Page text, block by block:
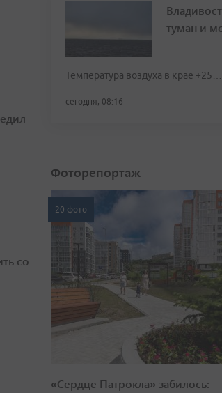
со
туман и
Температура воздуха в крае
сегодня, 08:16
Фоторепортаж
20 фото
«Сердце Патрокла» забилось: